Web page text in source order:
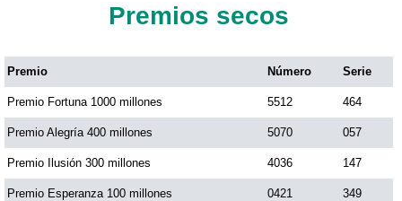
Premios secos
Premio Número Serie
Premio Fortuna 1000 millones 5512 464
Premio Alegría 400 millones 5070 057
Premio Ilusión 300 millones 4036 147
Premio Esperanza 100 millones 0421 349